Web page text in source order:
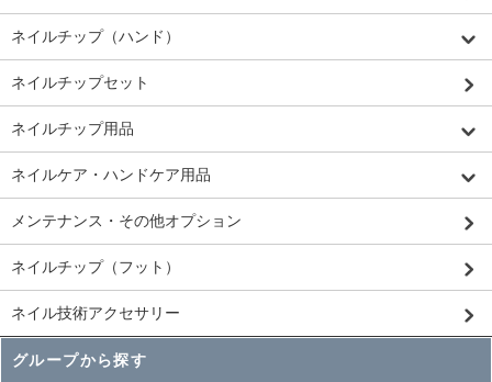
ネイルチップ（ハンド）
ネイルチップセット
ネイルチップ用品
ネイルケア・ハンドケア用品
メンテナンス・その他オプション
ネイルチップ（フット）
ネイル技術アクセサリー
グループから探す